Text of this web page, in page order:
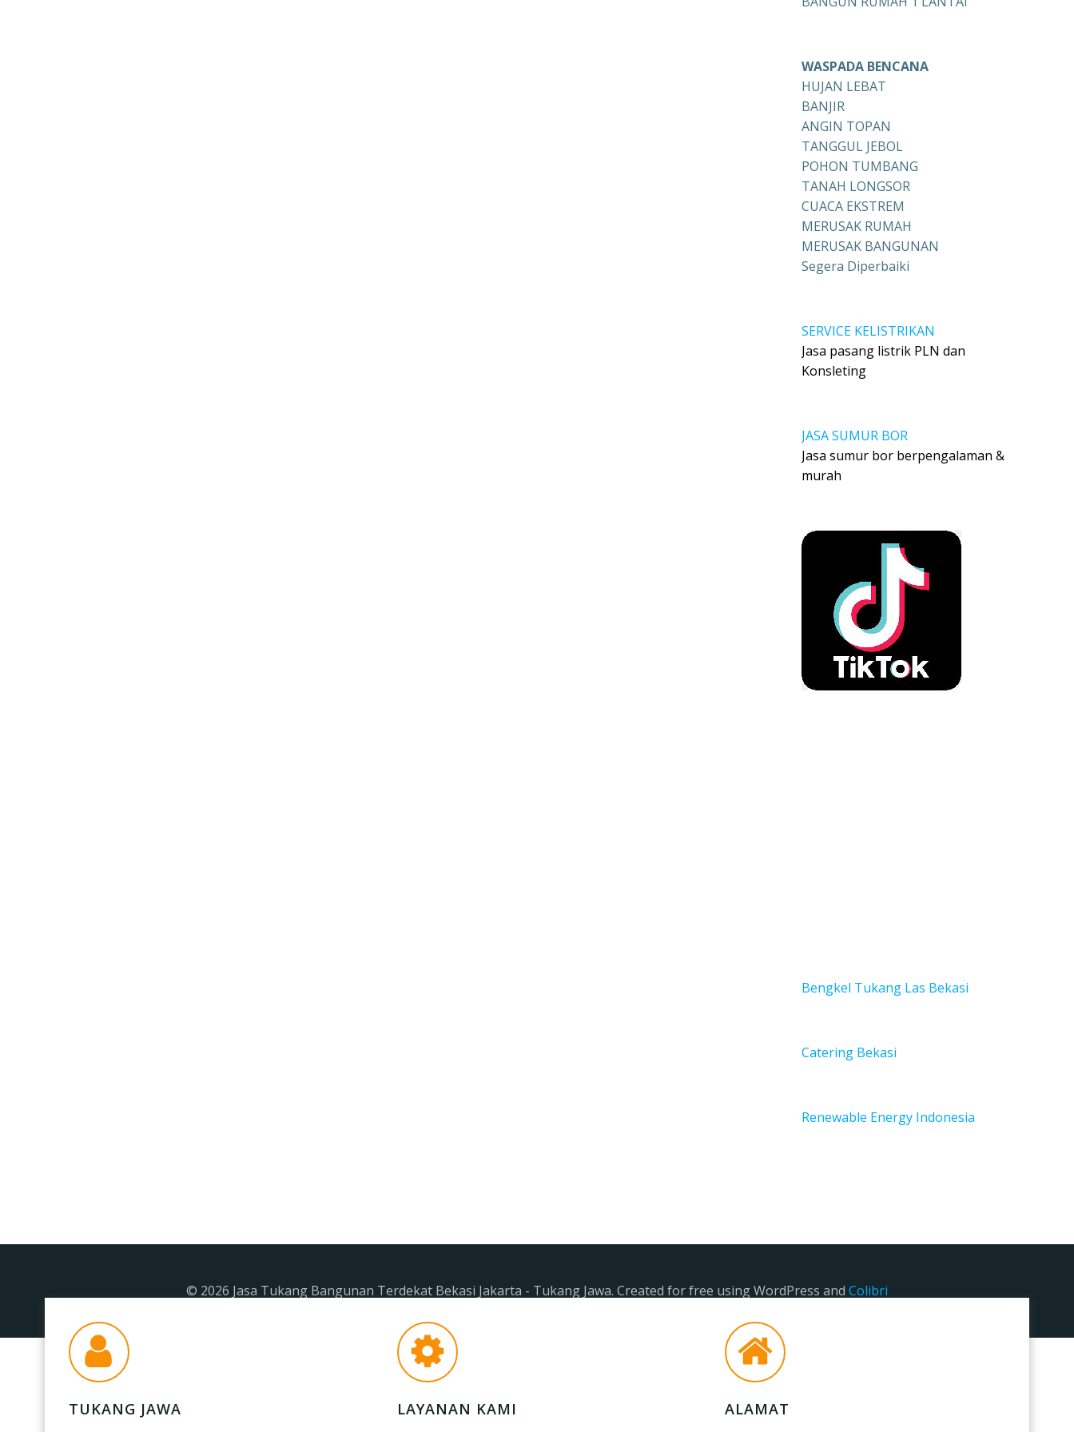
WASPADA BENCANA
HUJAN LEBAT
BANJIR
ANGIN TOPAN
TANGGUL JEBOL
POHON TUMBANG
TANAH LONGSOR
CUACA EKSTREM
MERUSAK RUMAH
MERUSAK BANGUNAN
Segera Diperbaiki
SERVICE KELISTRIKAN
Jasa pasang listrik PLN dan
Konsleting
JASA SUMUR BOR
Jasa sumur bor berpengalaman &
murah
Bengkel Tukang Las Bekasi
Catering Bekasi
Renewable Energy Indonesia
© 2026 Jasa Tukang Bangunan Terdekat Bekasi Jakarta - Tukang Jawa. Created for free using WordPress and Colibri
TUKANG JAWA LAYANAN KAMI ALAMAT